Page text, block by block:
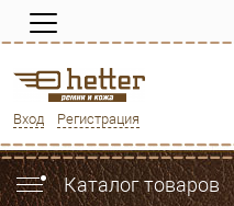
Вход Регистрация
Каталог товаров